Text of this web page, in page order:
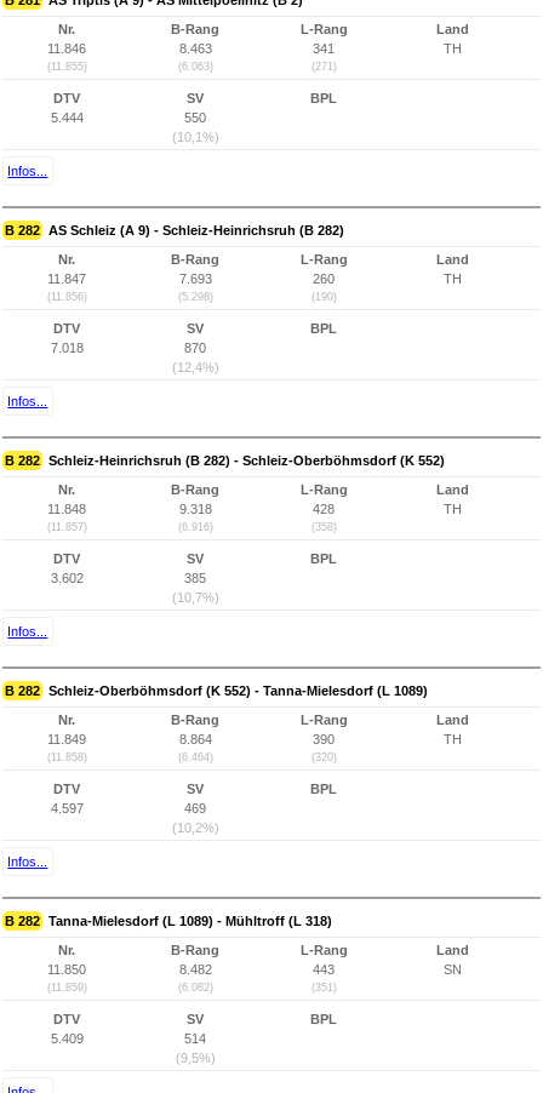
Nr.
11.846
(11.855)
B-Rang
8.463
(6.063)
L-Rang
341
(271)
Land
TH
DTV
5.444
SV
550
(10,1%)
BPL
Infos...
B 282 AS Schleiz (A 9) - Schleiz-Heinrichsruh (B 282)
Nr.
11.847
(11.856)
B-Rang
7.693
(5.298)
L-Rang
260
(190)
Land
TH
DTV
7.018
SV
870
(12,4%)
BPL
Infos...
B 282 Schleiz-Heinrichsruh (B 282) - Schleiz-Oberböhmsdorf (K 552)
Nr.
11.848
(11.857)
B-Rang
9.318
(6.916)
L-Rang
428
(358)
Land
TH
DTV
3.602
SV
385
(10,7%)
BPL
Infos...
B 282 Schleiz-Oberböhmsdorf (K 552) - Tanna-Mielesdorf (L 1089)
Nr.
11.849
(11.858)
B-Rang
8.864
(6.464)
L-Rang
390
(320)
Land
TH
DTV
4.597
SV
469
(10,2%)
BPL
Infos...
B 282 Tanna-Mielesdorf (L 1089) - Mühltroff (L 318)
Nr.
11.850
(11.859)
B-Rang
8.482
(6.082)
L-Rang
443
(351)
Land
SN
DTV
5.409
SV
514
(9,5%)
BPL